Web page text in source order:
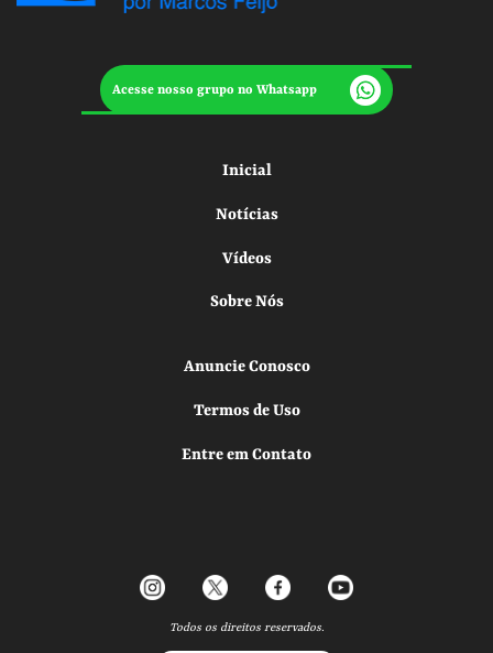
Acesse nosso grupo no Whatsapp
Inicial
Notícias
Vídeos
Sobre Nós
Anuncie Conosco
Termos de Uso
Entre em Contato
Todos os direitos reservados.